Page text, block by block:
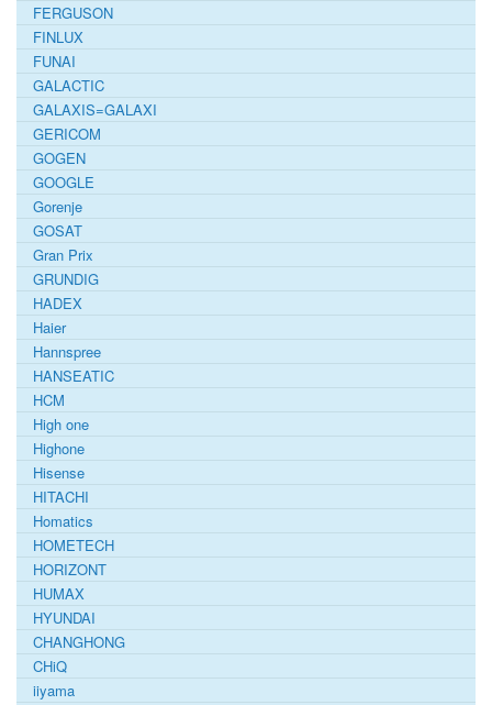
FERGUSON
FINLUX
FUNAI
GALACTIC
GALAXIS=GALAXI
GERICOM
GOGEN
GOOGLE
Gorenje
GOSAT
Gran Prix
GRUNDIG
HADEX
Haier
Hannspree
HANSEATIC
HCM
High one
Highone
Hisense
HITACHI
Homatics
HOMETECH
HORIZONT
HUMAX
HYUNDAI
CHANGHONG
CHiQ
iiyama